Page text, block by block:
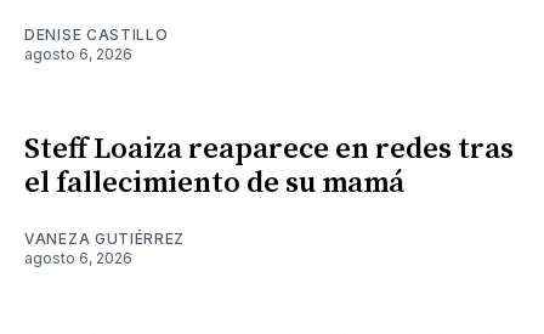
DENISE CASTILLO
agosto 6, 2026
Steff Loaiza reaparece en redes tras
el fallecimiento de su mamá
VANEZA GUTIÉRREZ
agosto 6, 2026